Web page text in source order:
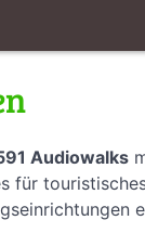
Audiowalks
für